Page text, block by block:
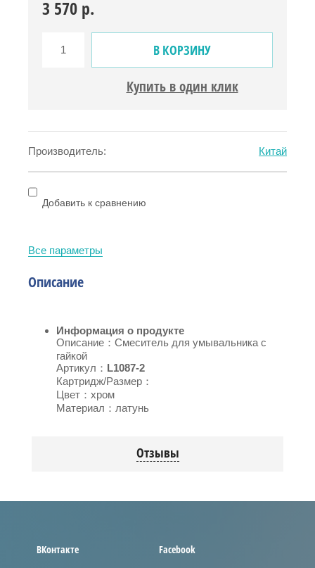
3 570 р.
В КОРЗИНУ
Купить в один клик
Производитель: Китай
Добавить к сравнению
Все параметры
Описание
Информация о продукте
Описание： Смеситель для умывальника с
гайкой
Артикул： L1087-2
Картридж/Размер：
Цвет：хром
Материал：латунь
Отзывы
ВКонтакте Facebook